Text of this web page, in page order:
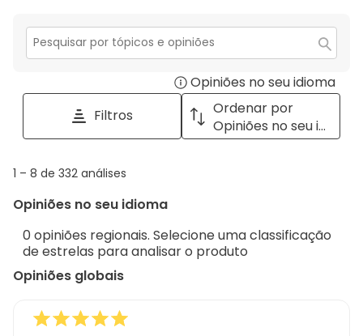
Secção
Opiniões no seu idioma
a
with
Filtros
Ordenar por
Opiniões no seu idioma
1
8
332
análises
1 – 8 de 332 análises
Opiniões no seu idioma
0 opiniões regionais. Selecione uma classificação
de estrelas para analisar o produto
Opiniões globais